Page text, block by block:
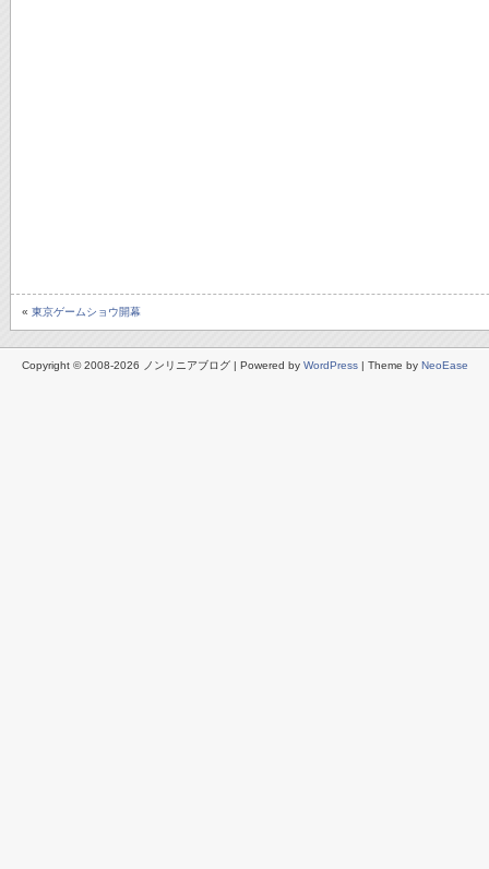
« 東京ゲームショウ開幕
Copyright © 2008-2026 ノンリニアブログ | Powered by WordPress | Theme by NeoEase